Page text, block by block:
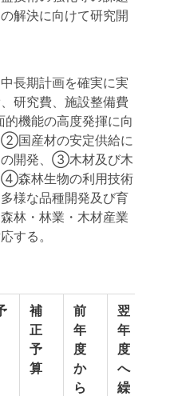
解決に向けて研究開
長期計画を確実に実
研究費、施設整備費
機能の高度発揮に向
②国産材の安定供給に
の開発、③木材及び木
④森林生物の利用技術
様な品種開発及び育
林・林業・木材産業
する。
補
正
予
算
前
年
度
か
ら
翌
年
度
へ
繰